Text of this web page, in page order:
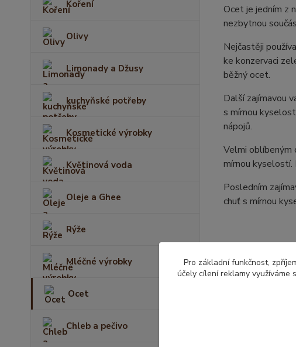
Koření
Olivy
Limonady a Džusy
kuchyňské potřeby
Kosmetické výrobky
Květinová voda
Oleje a Ghee
Rýže
Mléčné výrobky
Ocet
Chleb a pečivo
Ocet je jedním z
nezbytnou
Nejčastěji
ke konzervaci
běžný ocet.
Další zajímavou
s mírnou
nápojů.
Velmi oblíbeným
mírnou kyselostí.
Posledním
chuť s mírnou
Pro základní funkčnost,
účely cílení reklamy využíváme